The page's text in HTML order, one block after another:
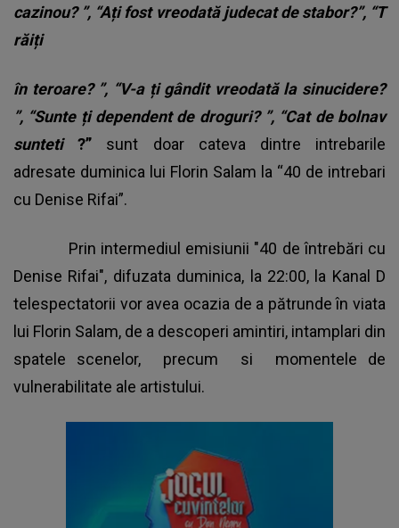
cazinou? ”, “Ați fost vreodată judecat de stabor?”, “T
răiți
în teroare? ”, “V-a ți gândit vreodată la sinucidere?
”, “Sunte ți dependent de droguri? ”, “Cat de bolnav
sunteti?” sunt doar cateva dintre intrebarile
adresate duminica lui Florin Salam la “40 de intrebari
cu Denise Rifai”.
Prin intermediul emisiunii "40 de întrebări cu
Denise Rifai", difuzata duminica, la 22:00, la Kanal D
telespectatorii vor avea ocazia de a pătrunde în viata
lui Florin Salam, de a descoperi amintiri, intamplari din
spatele scenelor, precum si momentele de
vulnerabilitate ale artistului.